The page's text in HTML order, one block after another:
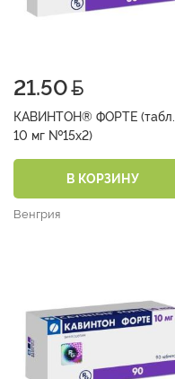
21.50
КАВИНТОН® ФОРТЕ (табл.
10 мг №15х2)
В КОРЗИНУ
Венгрия